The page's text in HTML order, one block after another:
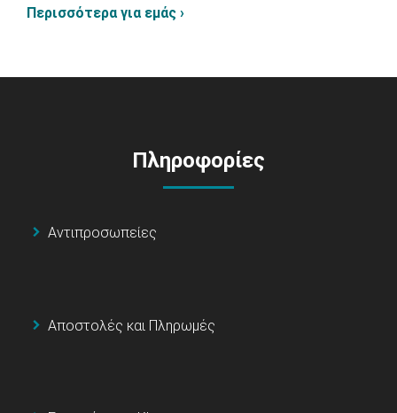
Περισσότερα για εμάς ›
Πληροφορίες
Αντιπροσωπείες
Αποστολές και Πληρωμές